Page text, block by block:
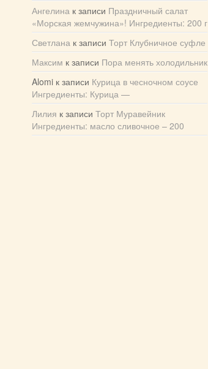
Ангелина к записи Праздничный салат
«Морская жемчужина»! Ингредиенты: 200 г
Светлана к записи Торт Клубничное суфле
Максим к записи Пора менять холодильник
Alomi к записи Курица в чесночном соусе
Ингредиенты: Курица —
Лилия к записи Торт Муравейник
Ингредиенты: масло сливочное – 200